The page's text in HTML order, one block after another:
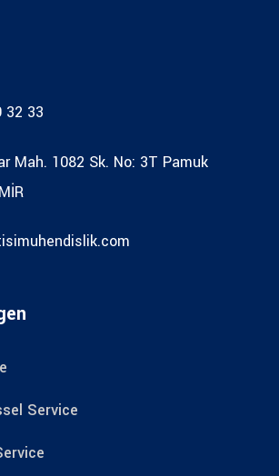
32 33
Mah. 1082 Sk. No: 3T Pamuk
Service